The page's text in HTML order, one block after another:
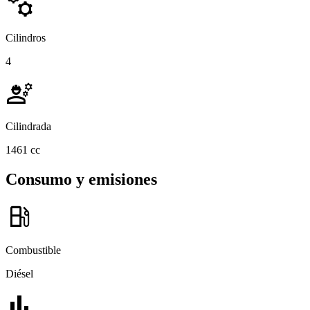
Cilindros
4
engineering
Cilindrada
1461 cc
Consumo y emisiones
local_gas_station
Combustible
Diésel